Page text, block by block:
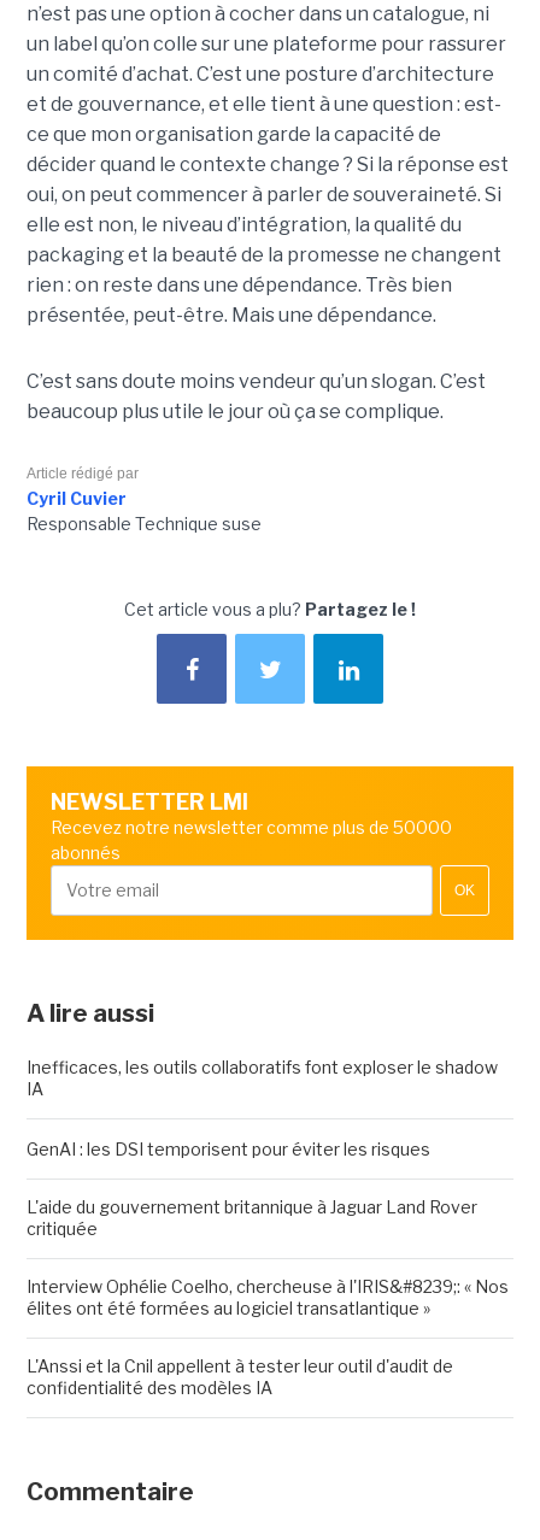
n’est pas une option à cocher dans un catalogue, ni
un label qu’on colle sur une plateforme pour rassurer
un comité d’achat. C’est une posture d’architecture
et de gouvernance, et elle tient à une question : est-
ce que mon organisation garde la capacité de
décider quand le contexte change ? Si la réponse est
oui, on peut commencer à parler de souveraineté. Si
elle est non, le niveau d’intégration, la qualité du
packaging et la beauté de la promesse ne changent
rien : on reste dans une dépendance. Très bien
présentée, peut-être. Mais une dépendance.
C’est sans doute moins vendeur qu’un slogan. C’est
beaucoup plus utile le jour où ça se complique.
Article rédigé par
Cyril Cuvier
Responsable Technique suse
Cet article vous a plu? Partagez le !
NEWSLETTER LMI
Recevez notre newsletter comme plus de 50000
abonnés
OK
A lire aussi
Inefficaces, les outils collaboratifs font exploser le shadow
IA
GenAI : les DSI temporisent pour éviter les risques
L'aide du gouvernement britannique à Jaguar Land Rover
critiquée
Interview Ophélie Coelho, chercheuse à l'IRIS&#8239;: « Nos
élites ont été formées au logiciel transatlantique »
L'Anssi et la Cnil appellent à tester leur outil d'audit de
confidentialité des modèles IA
Commentaire